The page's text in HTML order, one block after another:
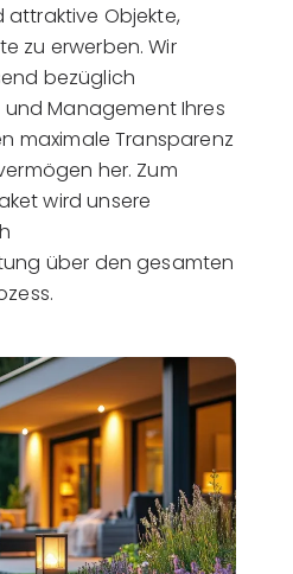
Objekte,
zu erwerben. Wir
bezüglich
Management Ihres
maximale Transparenz
her. Zum
wird unsere
über den gesamten